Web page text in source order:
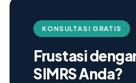
KONSULTASI GRATIS
Frustasi
SIMRS Anda?